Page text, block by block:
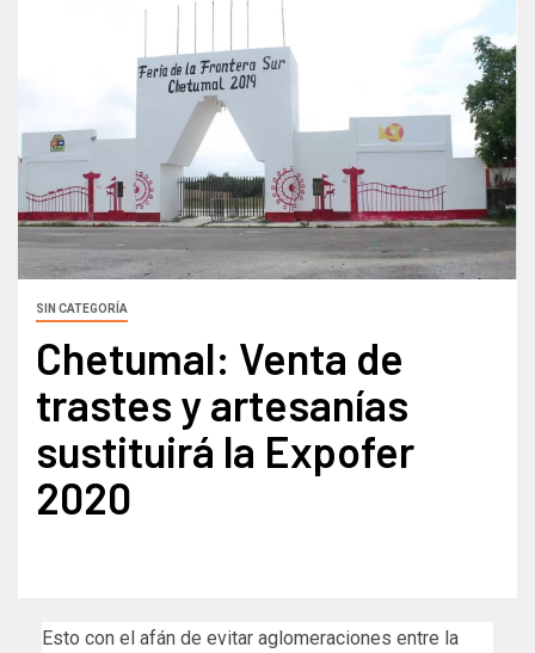
SIN CATEGORÍA
Chetumal: Venta de
trastes y artesanías
sustituirá la Expofer
2020
Esto con el afán de evitar aglomeraciones entre la